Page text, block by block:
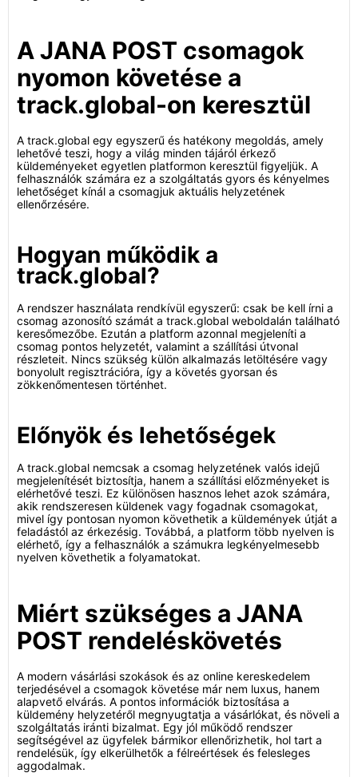
A JANA POST csomagok
nyomon követése a
track.global-on keresztül
A track.global egy egyszerű és hatékony megoldás, amely
lehetővé teszi, hogy a világ minden tájáról érkező
küldeményeket egyetlen platformon keresztül figyeljük. A
felhasználók számára ez a szolgáltatás gyors és kényelmes
lehetőséget kínál a csomagjuk aktuális helyzetének
ellenőrzésére.
Hogyan működik a
track.global?
A rendszer használata rendkívül egyszerű: csak be kell írni a
csomag azonosító számát a track.global weboldalán található
keresőmezőbe. Ezután a platform azonnal megjeleníti a
csomag pontos helyzetét, valamint a szállítási útvonal
részleteit. Nincs szükség külön alkalmazás letöltésére vagy
bonyolult regisztrációra, így a követés gyorsan és
zökkenőmentesen történhet.
Előnyök és lehetőségek
A track.global nemcsak a csomag helyzetének valós idejű
megjelenítését biztosítja, hanem a szállítási előzményeket is
elérhetővé teszi. Ez különösen hasznos lehet azok számára,
akik rendszeresen küldenek vagy fogadnak csomagokat,
mivel így pontosan nyomon követhetik a küldemények útját a
feladástól az érkezésig. Továbbá, a platform több nyelven is
elérhető, így a felhasználók a számukra legkényelmesebb
nyelven követhetik a folyamatokat.
Miért szükséges a JANA
POST rendeléskövetés
A modern vásárlási szokások és az online kereskedelem
terjedésével a csomagok követése már nem luxus, hanem
alapvető elvárás. A pontos információk biztosítása a
küldemény helyzetéről megnyugtatja a vásárlókat, és növeli a
szolgáltatás iránti bizalmat. Egy jól működő rendszer
segítségével az ügyfelek bármikor ellenőrizhetik, hol tart a
rendelésük, így elkerülhetők a félreértések és felesleges
aggodalmak.